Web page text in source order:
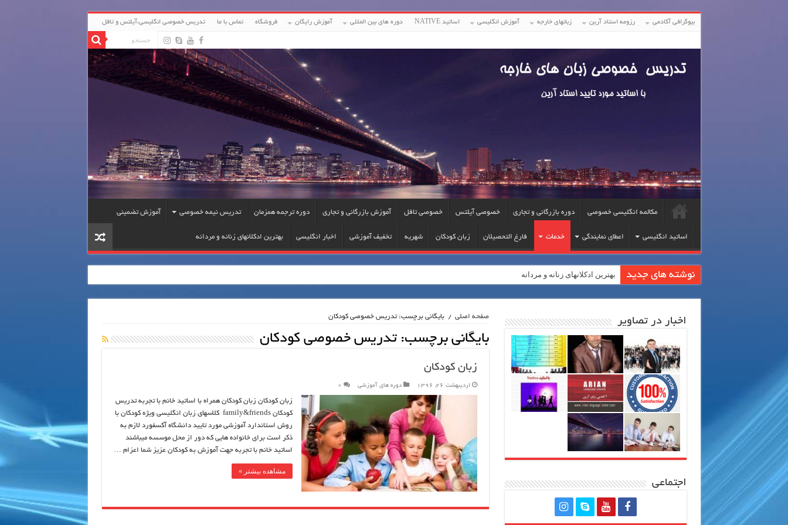
بیوگرافی آکادمی رزومه استاد آرین زبانهای خارجه آموزش انگلیسی اساتید NATIVE دوره های بین المللی آموزش رایگان فروشگاه تماس با ما تدریس خصوصی انگلیسی،آیلتس و تافل
مکالمه انگلیسی خصوصی دوره بازرگانی و تجاری خصوصی آیلتس خصوصی تافل آموزش بازرگانی و تجاری دوره ترجمه همزمان تدریس نیمه خصوصی آموزش تضمینی
اساتید انگلیسی اعطای نمایندگی خدمات فارغ التحصیلان زبان کودکان شهریه تخفیف آموزشی اخبار انگلیسی بهترین ادکلانهای زنانه و مردانه
نوشته های جدید بهترین ادکلانهای زنانه و مردانه
صفحه اصلی / بایگانی برچسب: تدریس خصوصی کودکان
بایگانی برچسب:تدریس خصوصی کودکان
زبان کودکان
اردیبهشت 26, 1396 دوره های آموزشی 0
زبان کودکان زبان کودکان همراه با اساتید خانم با تجربه تدریس
کودکان family&friends کلاسهای زبان انگلیسی ویژه کودکان با
روش استاندارد آموزشی مورد تایید دانشگاه آکسفورد لازم به
ذکر است برای خانواده هایی که دور از محل موسسه میباشند
اساتید خانم با تجربه جهت آموزش به کودکان عزیز شما اعزام …
مشاهده بیشتر »
اخبار در تصاویر
اجتماعی